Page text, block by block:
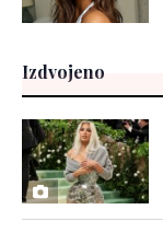
Izdvojeno